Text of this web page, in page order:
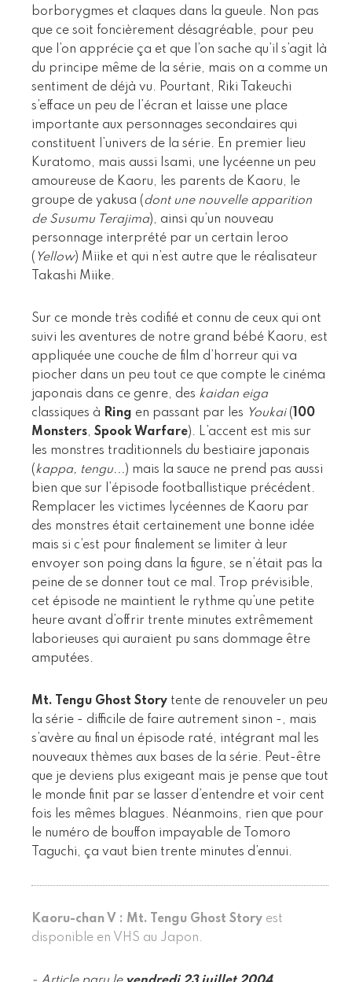
borborygmes et claques dans la gueule. Non pas
que ce soit foncièrement désagréable, pour peu
que l’on apprécie ça et que l’on sache qu’il s’agit là
du principe même de la série, mais on a comme un
sentiment de déjà vu. Pourtant, Riki Takeuchi
s’efface un peu de l’écran et laisse une place
importante aux personnages secondaires qui
constituent l’univers de la série. En premier lieu
Kuratomo, mais aussi Isami, une lycéenne un peu
amoureuse de Kaoru, les parents de Kaoru, le
groupe de yakusa (dont une nouvelle apparition
de Susumu Terajima), ainsi qu’un nouveau
personnage interprété par un certain Ieroo
( Yellow) Miike et qui n’est autre que le réalisateur
Takashi Miike.
Sur ce monde très codifié et connu de ceux qui ont
suivi les aventures de notre grand bébé Kaoru, est
appliquée une couche de film d’horreur qui va
piocher dans un peu tout ce que compte le cinéma
japonais dans ce genre, des kaidan eiga
classiques à Ring en passant par les Youkai( 100
Monsters, Spook Warfare). L’accent est mis sur
les monstres traditionnels du bestiaire japonais
(kappa, tengu...) mais la sauce ne prend pas aussi
bien que sur l’épisode footballistique précédent.
Remplacer les victimes lycéennes de Kaoru par
des monstres était certainement une bonne idée
mais si c’est pour finalement se limiter à leur
envoyer son poing dans la figure, se n’était pas la
peine de se donner tout ce mal. Trop prévisible,
cet épisode ne maintient le rythme qu’une petite
heure avant d’offrir trente minutes extrêmement
laborieuses qui auraient pu sans dommage être
amputées.
Mt. Tengu Ghost Story tente de renouveler un peu
la série - difficile de faire autrement sinon -, mais
s’avère au final un épisode raté, intégrant mal les
nouveaux thèmes aux bases de la série. Peut-être
que je deviens plus exigeant mais je pense que tout
le monde finit par se lasser d’entendre et voir cent
fois les mêmes blagues. Néanmoins, rien que pour
le numéro de bouffon impayable de Tomoro
Taguchi, ça vaut bien trente minutes d’ennui.
Kaoru-chan V : Mt. Tengu Ghost Story est
disponible en VHS au Japon.